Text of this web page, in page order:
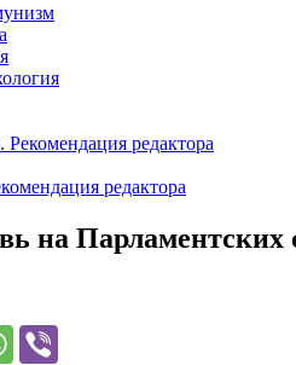
редактора
редактора
на Парламентских